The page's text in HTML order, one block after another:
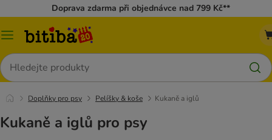
Doprava zdarma při objednávce nad 799 Kč**
Kategorie
Hledat
Doplňky pro psy Pelíšky & koše Kukaně a iglů
Kukaně a iglů pro psy